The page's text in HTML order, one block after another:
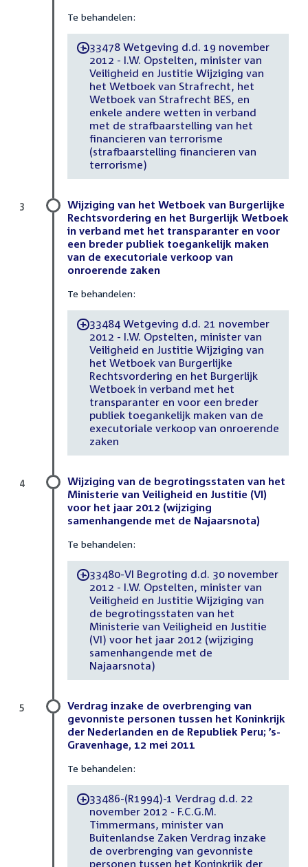
Te behandelen:
-33478 Wetgeving d.d. 19 november
2012 - I.W. Opstelten, minister van
Veiligheid en Justitie Wijziging van
het Wetboek van Strafrecht, het
Wetboek van Strafrecht BES, en
enkele andere wetten in verband
met de strafbaarstelling van het
financieren van terrorisme
(strafbaarstelling financieren van
terrorisme)
Wijziging van het Wetboek van Burgerlijke
Rechtsvordering en het Burgerlijk Wetboek
in verband met het transparanter en voor
een breder publiek toegankelijk maken
van de executoriale verkoop van
onroerende zaken
Te behandelen:
-33484 Wetgeving d.d. 21 november
2012 - I.W. Opstelten, minister van
Veiligheid en Justitie Wijziging van
het Wetboek van Burgerlijke
Rechtsvordering en het Burgerlijk
Wetboek in verband met het
transparanter en voor een breder
publiek toegankelijk maken van de
executoriale verkoop van onroerende
zaken
3
Wijziging van de begrotingsstaten van het
Ministerie van Veiligheid en Justitie (VI)
voor het jaar 2012 (wijziging
samenhangende met de Najaarsnota)
Te behandelen:
-33480-VI Begroting d.d. 30 november
2012 - I.W. Opstelten, minister van
Veiligheid en Justitie Wijziging van
de begrotingsstaten van het
Ministerie van Veiligheid en Justitie
(VI) voor het jaar 2012 (wijziging
samenhangende met de
Najaarsnota)
4
Verdrag inzake de overbrenging van
gevonniste personen tussen het Koninkrijk
der Nederlanden en de Republiek Peru; ’s-
Gravenhage, 12 mei 2011
Te behandelen:
-33486-(R1994)-1 Verdrag d.d. 22
november 2012 - F.C.G.M.
Timmermans, minister van
Buitenlandse Zaken Verdrag inzake
de overbrenging van gevonniste
personen tussen het Koninkrijk der
5